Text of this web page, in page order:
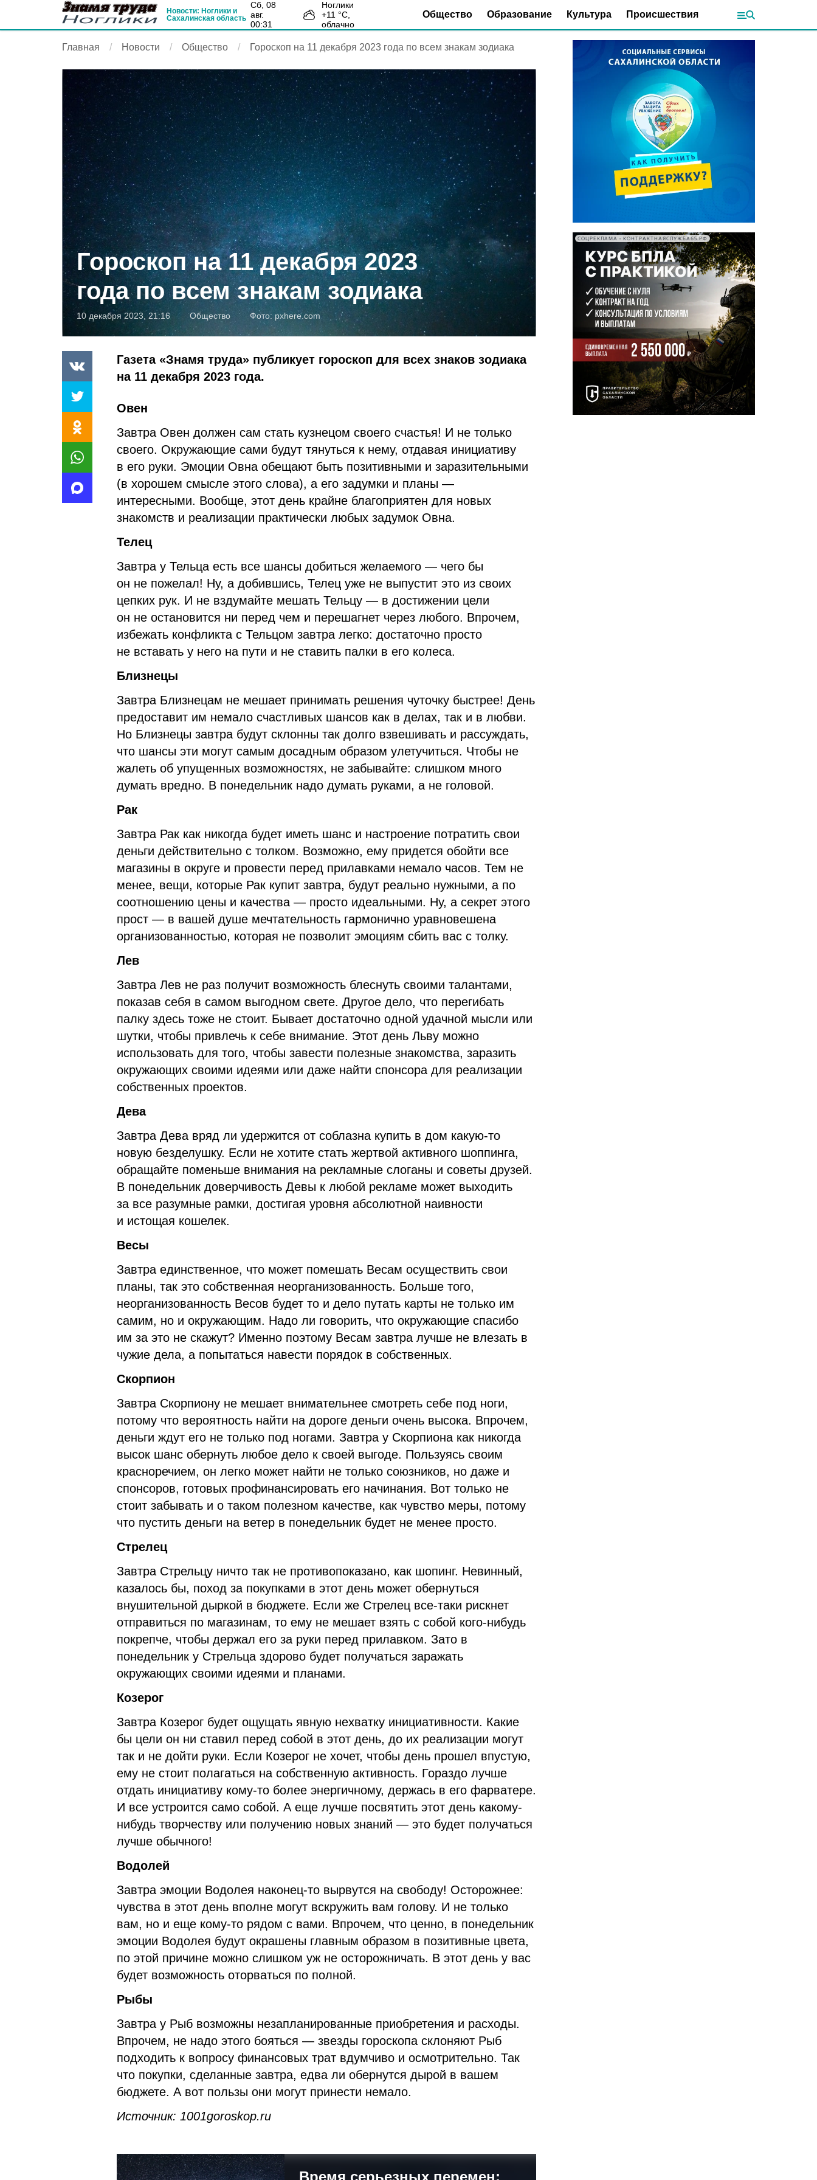
Новости: Ноглики и
Сахалинская область
сб, 08
авг.
00:31
Ноглики
+11 °С,
облачно
Общество Образование Культура Происшествия
Главная Новости Общество Гороскоп на 11 декабря 2023 года по всем знакам зодиака
Гороскоп на 11 декабря 2023
года по всем знакам зодиака
10 декабря 2023, 21:16 Общество Фото: pxhere.com
Газета «Знамя труда» публикует гороскоп для всех знаков зодиака
на 11 декабря 2023 года.
Овен
Завтра Овен должен сам стать кузнецом своего счастья! И не только
своего. Окружающие сами будут тянуться к нему, отдавая инициативу
в его руки. Эмоции Овна обещают быть позитивными и заразительными
(в хорошем смысле этого слова), а его задумки и планы —
интересными. Вообще, этот день крайне благоприятен для новых
знакомств и реализации практически любых задумок Овна.
Телец
Завтра у Тельца есть все шансы добиться желаемого — чего бы
он не пожелал! Ну, а добившись, Телец уже не выпустит это из своих
цепких рук. И не вздумайте мешать Тельцу — в достижении цели
он не остановится ни перед чем и перешагнет через любого. Впрочем,
избежать конфликта с Тельцом завтра легко: достаточно просто
не вставать у него на пути и не ставить палки в его колеса.
Близнецы
Завтра Близнецам не мешает принимать решения чуточку быстрее! День
предоставит им немало счастливых шансов как в делах, так и в любви.
Но Близнецы завтра будут склонны так долго взвешивать и рассуждать,
что шансы эти могут самым досадным образом улетучиться. Чтобы не
жалеть об упущенных возможностях, не забывайте: слишком много
думать вредно. В понедельник надо думать руками, а не головой.
Рак
Завтра Рак как никогда будет иметь шанс и настроение потратить свои
деньги действительно с толком. Возможно, ему придется обойти все
магазины в округе и провести перед прилавками немало часов. Тем не
менее, вещи, которые Рак купит завтра, будут реально нужными, а по
соотношению цены и качества — просто идеальными. Ну, а секрет этого
прост — в вашей душе мечтательность гармонично уравновешена
организованностью, которая не позволит эмоциям сбить вас с толку.
Лев
Завтра Лев не раз получит возможность блеснуть своими талантами,
показав себя в самом выгодном свете. Другое дело, что перегибать
палку здесь тоже не стоит. Бывает достаточно одной удачной мысли или
шутки, чтобы привлечь к себе внимание. Этот день Льву можно
использовать для того, чтобы завести полезные знакомства, заразить
окружающих своими идеями или даже найти спонсора для реализации
собственных проектов.
Дева
Завтра Дева вряд ли удержится от соблазна купить в дом какую-то
новую безделушку. Если не хотите стать жертвой активного шоппинга,
обращайте поменьше внимания на рекламные слоганы и советы друзей.
В понедельник доверчивость Девы к любой рекламе может выходить
за все разумные рамки, достигая уровня абсолютной наивности
и истощая кошелек.
Весы
Завтра единственное, что может помешать Весам осуществить свои
планы, так это собственная неорганизованность. Больше того,
неорганизованность Весов будет то и дело путать карты не только им
самим, но и окружающим. Надо ли говорить, что окружающие спасибо
им за это не скажут? Именно поэтому Весам завтра лучше не влезать в
чужие дела, а попытаться навести порядок в собственных.
Скорпион
Завтра Скорпиону не мешает внимательнее смотреть себе под ноги,
потому что вероятность найти на дороге деньги очень высока. Впрочем,
деньги ждут его не только под ногами. Завтра у Скорпиона как никогда
высок шанс обернуть любое дело к своей выгоде. Пользуясь своим
красноречием, он легко может найти не только союзников, но даже и
спонсоров, готовых профинансировать его начинания. Вот только не
стоит забывать и о таком полезном качестве, как чувство меры, потому
что пустить деньги на ветер в понедельник будет не менее просто.
Стрелец
Завтра Стрельцу ничто так не противопоказано, как шопинг. Невинный,
казалось бы, поход за покупками в этот день может обернуться
внушительной дыркой в бюджете. Если же Стрелец все-таки рискнет
отправиться по магазинам, то ему не мешает взять с собой кого-нибудь
покрепче, чтобы держал его за руки перед прилавком. Зато в
понедельник у Стрельца здорово будет получаться заражать
окружающих своими идеями и планами.
Козерог
Завтра Козерог будет ощущать явную нехватку инициативности. Какие
бы цели он ни ставил перед собой в этот день, до их реализации могут
так и не дойти руки. Если Козерог не хочет, чтобы день прошел впустую,
ему не стоит полагаться на собственную активность. Гораздо лучше
отдать инициативу кому-то более энергичному, держась в его фарватере.
И все устроится само собой. А еще лучше посвятить этот день какому-
нибудь творчеству или получению новых знаний — это будет получаться
лучше обычного!
Водолей
Завтра эмоции Водолея наконец-то вырвутся на свободу! Осторожнее:
чувства в этот день вполне могут вскружить вам голову. И не только
вам, но и еще кому-то рядом с вами. Впрочем, что ценно, в понедельник
эмоции Водолея будут окрашены главным образом в позитивные цвета,
по этой причине можно слишком уж не осторожничать. В этот день у вас
будет возможность оторваться по полной.
Рыбы
Завтра у Рыб возможны незапланированные приобретения и расходы.
Впрочем, не надо этого бояться — звезды гороскопа склоняют Рыб
подходить к вопросу финансовых трат вдумчиво и осмотрительно. Так
что покупки, сделанные завтра, едва ли обернутся дырой в вашем
бюджете. А вот пользы они могут принести немало.
Источник: 1001goroskop.ru
Время серьезных перемен:
СОЦРЕКЛАМА • КОНТРАКТНАЯСЛУЖБА65.РФ